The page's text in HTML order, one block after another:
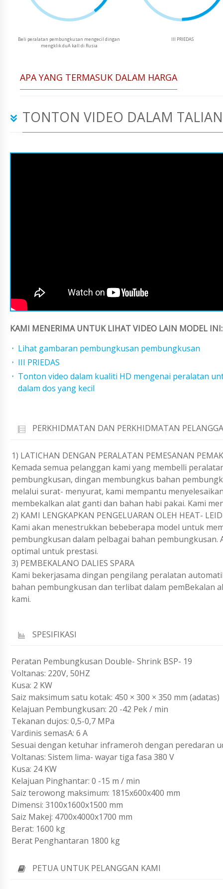
Beli peralatan pembungkusan mengecil dingan
mengklik duA kalI di Rusia
III PRIEDAS
APA YANG TERMASUK DALAM HARGA
TONTON VIDEO DALAM TALIAN
KAMI MENERIMA UNTUK LIHAT VIDEO LAIN MODEL INI:
Lihat gambaran pembungkusan pembungkusan
III PRIEDAS
Tonton video dalam kualiti HD mengenai peralatan
dalam dos yang kecil
PERKHIDMATAN DAN PERKHIDMATAN
1) LATICHAN DENGAN PERALATAN PEMESANAN
Kemada semua pelanggan kami yang membelli
pembungkusan, dingan membungkus bahan
melalui surat- menyurat, kami mempantu
membekalkan alat ganti dan bahan habi pakai. Kami
2) KAMI LENGKAPKAN PENGELUARAN OLEH HEAT-
Kami akan menestrukkan bebeberapa model untuk
pembungkusan dalam pelbagai bahan
optimal untuk prestasi.
3) PEMBEKALANO DALIES SPARA
Kami bekerjasama dingan pengilang peralatan
bahan pembungkusan dan terlibat dalam pemBekalan
kami.
SPESIFIKASI
Peratan Pembungkusan Double- Shrink BSP- 19
Voltanas: 220V, 50HZ
Kusa: 2 KW
Saiz maksimum satu kotak: 450 × 300 × 350 mm (adatas)
Kelajuan Pembungkusan: 20 -42 Pek / min
Tekanan dujos: 0,5-0,7 MPa
Vardinis semasA: 6 A
Sesuai dengan ketuhar inframeroh dengan peredaran
Voltanas: Sistem lima- wayar tiga fasa 380 V
Kusa: 24 KW
Kelajuan Pinghantar: 0 -15 m / min
Saiz terowong maksimum: 1815x600x400 mm
Dimensi: 3100x1600x1500 mm
Saiz Makej: 4700x4000x1700 mm
Berat: 1600 kg
Berat Penghantaran 1800 kg
PETUA UNTUK PELANGGAN KAMI